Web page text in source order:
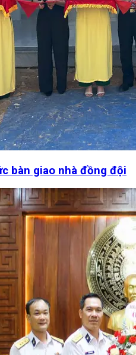
bàn giao nhà đồng đội